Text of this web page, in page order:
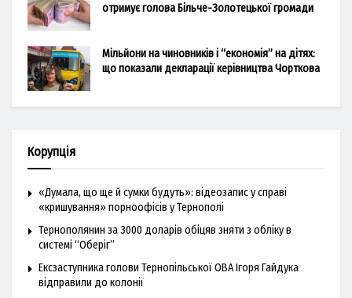
отримує голова Більче-Золотецької громади
Мільйони на чиновників і “економія” на дітях:
що показали декларації керівництва Чорткова
Корупція
«Думала, що ще й сумки будуть»: відеозапис у справі
«кришування» порноофісів у Тернополі
Тернополянин за 3000 доларів обіцяв зняти з обліку в
системі “Оберіг”
Ексзаступника голови Тернопільської ОВА Ігоря Гайдука
відправили до колонії